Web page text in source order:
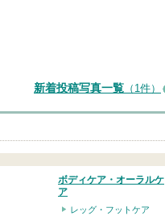
新着投稿写真一覧 （1件）
ボディケア・オーラルケ
ア
レッグ・フットケア